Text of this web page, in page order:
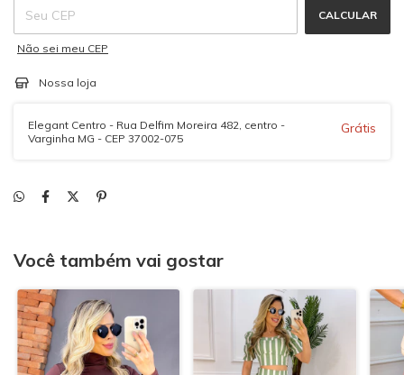
CALCULAR
Não sei meu CEP
Nossa loja
Elegant Centro - Rua Delfim Moreira 482, centro -
Varginha MG - CEP 37002-075
Grátis
Você também vai gostar